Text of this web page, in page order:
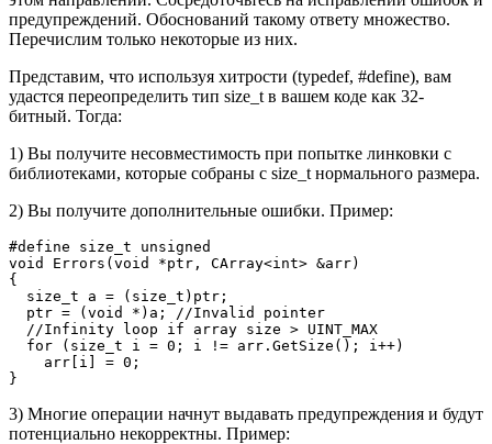
предупреждений. Обоснований такому ответу множество.
Перечислим только некоторые из них.
Представим, что используя хитрости (typedef, #define), вам
удастся переопределить тип size_t в вашем коде как 32-
битный. Тогда:
1) Вы получите несовместимость при попытке линковки с
библиотеками, которые собраны с size_t нормального размера.
2) Вы получите дополнительные ошибки. Пример:
#define size_t unsigned
void Errors(void *ptr, CArray<int> &arr)
{
  size_t a = (size_t)ptr;
  ptr = (void *)a; //Invalid pointer
  //Infinity loop if array size > UINT_MAX
  for (size_t i = 0; i != arr.GetSize(); i++)
    arr[i] = 0;
}
3) Многие операции начнут выдавать предупреждения и будут
потенциально некорректны. Пример: